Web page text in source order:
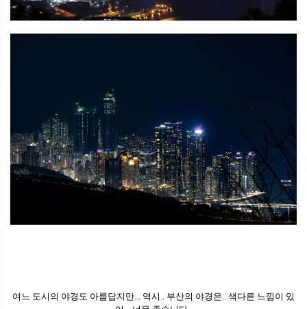
여느 도시의 야경도 아름답지만... 역시.. 부산의 야경은.. 색다른 느낌이 있